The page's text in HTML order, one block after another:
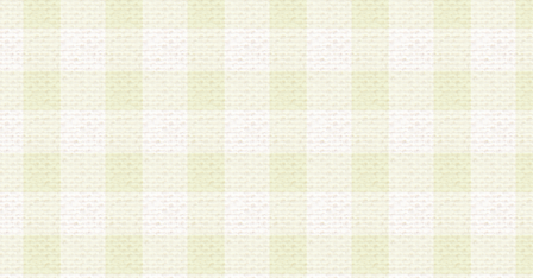
4.当社は、会員によるログインIDおよびパスワー
盗用など第三者の利用に伴う損害の発生について
き事由の有無、その他原因の如何を問わず、一切
のとします。
第5条 会員の登録情報
1.当社は、会員の登録情報に含まれる氏名・住所
アドレス等会員個人を識別できる情報を当社が別
シーポリシー
」に基づき適切に取り扱うものとし